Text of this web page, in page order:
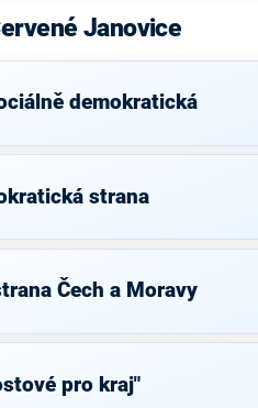
Janovice
demokratická
strana
Čech a Moravy
pro kraj"